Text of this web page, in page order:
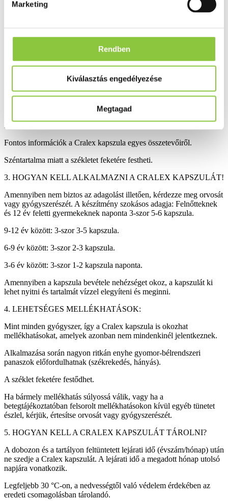
Marketing
Rendben
Kiválasztás engedélyezése
Megtagad
Mivel a Cralex hatóanyaga a gyomor-bélrendszerből nem szívódik
fel, ezért terhesség, illetve a szoptatás alatt nem veszélyezteti sem a
terhes anyát, sem a gyermeket.
A készítmény hatásai a gépjárművezetéshez és gépek kezeléséhez
szükséges képességekre
A készítménynek a gépjárművezetéshez és gépek kezeléséhez
szükséges képességeket befolyásoló hatásait nem vizsgálták. Ilyen
Fontos információk a Cralex kapszula egyes összetevőiről.
Széntartalma miatt a székletet feketére festheti.
3. HOGYAN KELL ALKALMAZNI A CRALEX KAPSZULÁT!
Amennyiben nem biztos az adagolást illetően, kérdezze meg orvosát
vagy gyógyszerészét. A készítmény szokásos adagja: Felnőtteknek
és 12 év feletti gyermekeknek naponta 3-szor 5-6 kapszula.
9-12 év között: 3-szor 3-5 kapszula.
6-9 év között: 3-szor 2-3 kapszula.
3-6 év között: 3-szor 1-2 kapszula naponta.
Amennyiben a kapszula bevétele nehézséget okoz, a kapszulát ki
lehet nyitni és tartalmát vízzel elegyíteni és meginni.
4. LEHETSÉGES MELLÉKHATÁSOK:
Mint minden gyógyszer, így a Cralex kapszula is okozhat
mellékhatásokat, amelyek azonban nem mindenkinél jelentkeznek.
Alkalmazása során nagyon ritkán enyhe gyomor-bélrendszeri
panaszok előfordulhatnak (székrekedés, hányás).
A széklet feketére festődhet.
Ha bármely mellékhatás súlyossá válik, vagy ha a
betegtájékoztatóban felsorolt mellékhatásokon kívül egyéb tünetet
észlel, kérjük, értesítse orvosát vagy gyógyszerészét.
5. HOGYAN KELL A CRALEX KAPSZULÁT TÁROLNI?
A dobozon és a tartályon feltüntetett lejárati idő (évszám/hónap) után
ne szedje a Cralex kapszulát. A lejárati idő a megadott hónap utolsó
napjára vonatkozik.
Legfeljebb 30 °C-on, a nedvességtől való védelem érdekében az
eredeti csomagolásban tárolandó.